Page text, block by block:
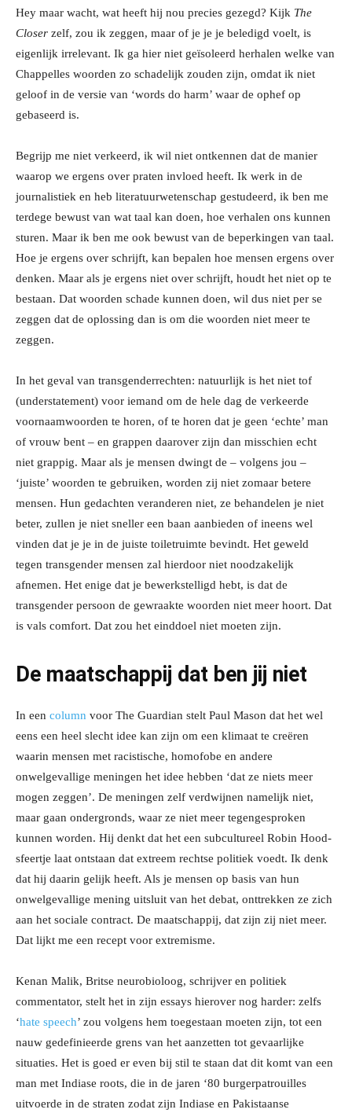
Hey maar wacht, wat heeft hij nou precies gezegd? Kijk The
Closer zelf, zou ik zeggen, maar of je je je beledigd voelt, is
eigenlijk irrelevant. Ik ga hier niet geïsoleerd herhalen welke van
Chappelles woorden zo schadelijk zouden zijn, omdat ik niet
geloof in de versie van ‘words do harm’ waar de ophef op
gebaseerd is.
Begrijp me niet verkeerd, ik wil niet ontkennen dat de manier
waarop we ergens over praten invloed heeft. Ik werk in de
journalistiek en heb literatuurwetenschap gestudeerd, ik ben me
terdege bewust van wat taal kan doen, hoe verhalen ons kunnen
sturen. Maar ik ben me ook bewust van de beperkingen van taal.
Hoe je ergens over schrijft, kan bepalen hoe mensen ergens over
denken. Maar als je ergens niet over schrijft, houdt het niet op te
bestaan. Dat woorden schade kunnen doen, wil dus niet per se
zeggen dat de oplossing dan is om die woorden niet meer te
zeggen.
In het geval van transgenderrechten: natuurlijk is het niet tof
(understatement) voor iemand om de hele dag de verkeerde
voornaamwoorden te horen, of te horen dat je geen ‘echte’ man
of vrouw bent – en grappen daarover zijn dan misschien echt
niet grappig. Maar als je mensen dwingt de – volgens jou –
‘juiste’ woorden te gebruiken, worden zij niet zomaar betere
mensen. Hun gedachten veranderen niet, ze behandelen je niet
beter, zullen je niet sneller een baan aanbieden of ineens wel
vinden dat je je in de juiste toiletruimte bevindt. Het geweld
tegen transgender mensen zal hierdoor niet noodzakelijk
afnemen. Het enige dat je bewerkstelligd hebt, is dat de
transgender persoon de gewraakte woorden niet meer hoort. Dat
is vals comfort. Dat zou het einddoel niet moeten zijn.
De maatschappij dat ben jij niet
In een column voor The Guardian stelt Paul Mason dat het wel
eens een heel slecht idee kan zijn om een klimaat te creëren
waarin mensen met racistische, homofobe en andere
onwelgevallige meningen het idee hebben ‘dat ze niets meer
mogen zeggen’. De meningen zelf verdwijnen namelijk niet,
maar gaan ondergronds, waar ze niet meer tegengesproken
kunnen worden. Hij denkt dat het een subcultureel Robin Hood-
sfeertje laat ontstaan dat extreem rechtse politiek voedt. Ik denk
dat hij daarin gelijk heeft. Als je mensen op basis van hun
onwelgevallige mening uitsluit van het debat, onttrekken ze zich
aan het sociale contract. De maatschappij, dat zijn zij niet meer.
Dat lijkt me een recept voor extremisme.
Kenan Malik, Britse neurobioloog, schrijver en politiek
commentator, stelt het in zijn essays hierover nog harder: zelfs
‘hate speech’ zou volgens hem toegestaan moeten zijn, tot een
nauw gedefinieerde grens van het aanzetten tot gevaarlijke
situaties. Het is goed er even bij stil te staan dat dit komt van een
man met Indiase roots, die in de jaren ‘80 burgerpatrouilles
uitvoerde in de straten zodat zijn Indiase en Pakistaanse